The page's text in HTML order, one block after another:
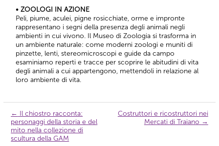
• ZOOLOGI IN AZIONE
Peli, piume, aculei, pigne rosicchiate, orme e impronte
rappresentano i segni della presenza degli animali negli
ambienti in cui vivono. Il Museo di Zoologia si trasforma in
un ambiente naturale: come moderni zoologi e muniti di
pinzette, lenti, stereomicroscopi e guide da campo
esaminiamo reperti e tracce per scoprire le abitudini di vita
degli animali a cui appartengono, mettendoli in relazione al
loro ambiente di vita.
Navigazione
articolo
← Il chiostro racconta:
personaggi della storia e del
mito nella collezione di
scultura della GAM
Costruttori e ricostruttori nei
Mercati di Traiano →